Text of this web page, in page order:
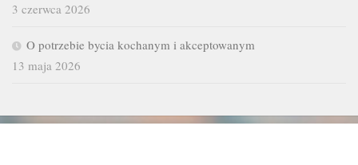
3 czerwca 2026
O potrzebie bycia kochanym i akceptowanym
13 maja 2026